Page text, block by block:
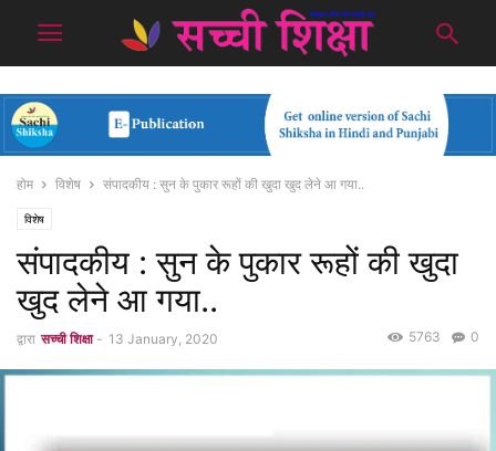
होम विशेष संपादकीय : सुन के पुकार रूहों की खुदा खुद लेने आ गया..
विशेष
संपादकीय : सुन के पुकार रूहों की खुदा
खुद लेने आ गया..
द्वारा सच्ची शिक्षा - 13 January, 2020 0
5763